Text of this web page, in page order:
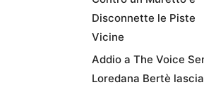
Disconnette le Piste
Vicine
Addio a The Voice
Loredana Bertè